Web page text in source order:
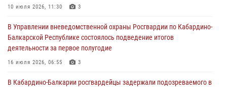
Росгвардии отработали профессиональные навыки
10 июля 2026, 11:30 3
В Управлении вневедомственной охраны Росгвардии по Кабардино-
Балкарской Республике состоялось подведение итогов
деятельности за первое полугодие
16 июля 2026, 06:55 3
В Кабардино-Балкарии росгвардейцы задержали подозреваемого в